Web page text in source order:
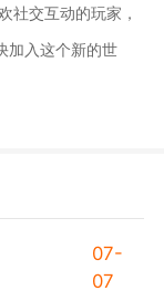
社交互动的玩家，
加入这个新的世
07-
07